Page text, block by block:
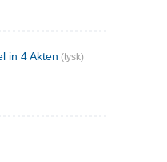
in 4 Akten (tysk)